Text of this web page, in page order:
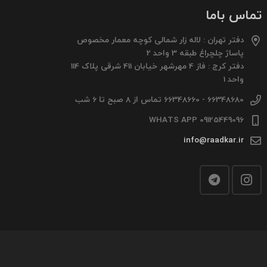
تماس باما
دفتر تهران : لاله زار شمالی کوچه معمار مخصوص
پاساژ چلچراغ طبقه 3 واحد 2
دفتر کرج : فاز 4 مهرشهر خیابان 411 شرقی پلاک 114
واحد 1
66348680 - 66348660 تماس از 8 صبح تا 6 شب
09125449096 WHATS APP
info@raadkar.ir